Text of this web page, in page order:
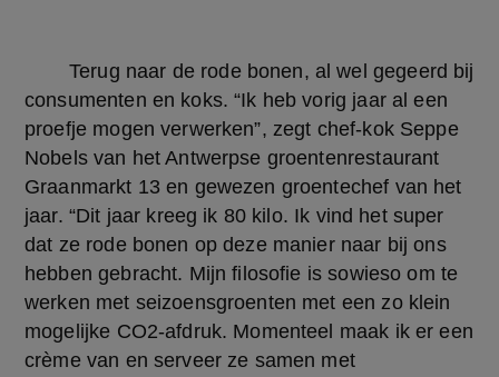
consumenten en koks. “Ik heb vorig jaar al een
proefje mogen verwerken”, zegt chef-kok Seppe
Nobels van het Antwerpse groentenrestaurant
Graanmarkt 13 en gewezen groentechef van het
jaar. “Dit jaar kreeg ik 80 kilo. Ik vind het super
dat ze rode bonen op deze manier naar bij ons
hebben gebracht. Mijn filosofie is sowieso om te
werken met seizoensgroenten met een zo klein
mogelijke CO2-afdruk. Momenteel maak ik er een
crème van en serveer ze samen met